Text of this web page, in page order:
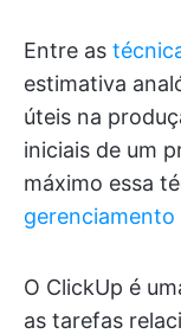
Entre as
estimativa
úteis na
iniciais de um
máximo essa
O ClickUp é
as tarefas